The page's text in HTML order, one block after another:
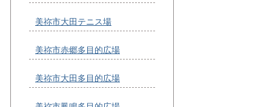
美祢市大田テニス場
美祢市赤郷多目的広場
美祢市大田多目的広場